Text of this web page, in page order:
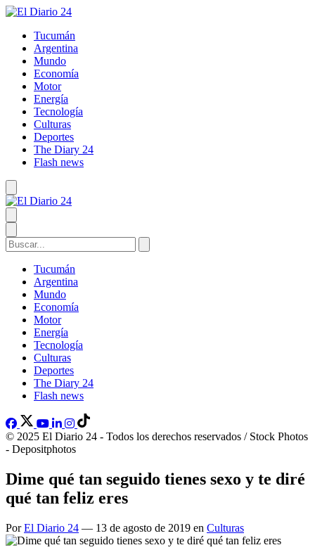
Tucumán
Argentina
Mundo
Economía
Motor
Energía
Tecnología
Culturas
Deportes
The Diary 24
Flash news
Tucumán
Argentina
Mundo
Economía
Motor
Energía
Tecnología
Culturas
Deportes
The Diary 24
Flash news
© 2025 El Diario 24 - Todos los derechos reservados / Stock Photos
- Depositphotos
Dime qué tan seguido tienes sexo y te diré
qué tan feliz eres
PorEl Diario 24 — 13 de agosto de 2019 en Culturas